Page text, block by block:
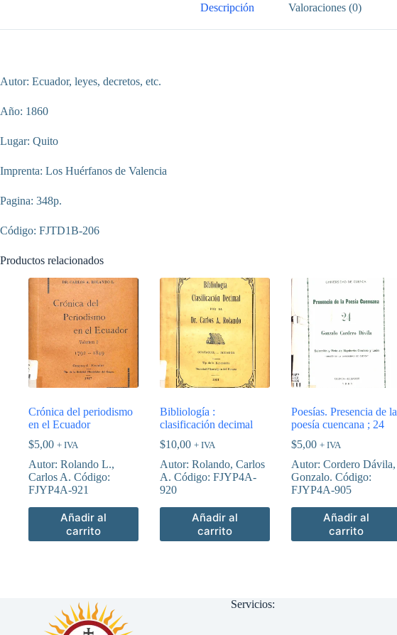
Descripción Valoraciones (0)
Autor: Ecuador, leyes, decretos, etc.
Año: 1860
Lugar: Quito
Imprenta: Los Huérfanos de Valencia
Pagina: 348p.
Código: FJTD1B-206
Productos relacionados
Crónica del periodismo
en el Ecuador
$5,00 + IVA
Autor: Rolando L.,
Carlos A. Código:
FJYP4A-921
Añadir al
carrito
Bibliología :
clasificación decimal
$10,00 + IVA
Autor: Rolando, Carlos
A. Código: FJYP4A-
920
Añadir al
carrito
Poesías. Presencia de la
poesía cuencana ; 24
$5,00 + IVA
Autor: Cordero Dávila,
Gonzalo. Código:
FJYP4A-905
Añadir al
carrito
Servicios: